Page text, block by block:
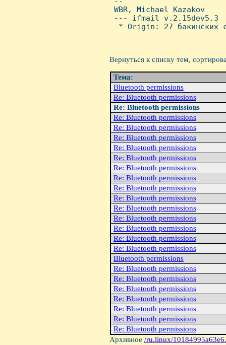
WBR, Michael Kazakov
--- ifmail v.2.15dev5.3
* Origin: 27 бакинских
Вернуться к списку тем,
Тема:
Bluetooth permissions
Re: Bluetooth permissions
Re: Bluetooth permissions
Re: Bluetooth permissions
Re: Bluetooth permissions
Re: Bluetooth permissions
Re: Bluetooth permissions
Re: Bluetooth permissions
Re: Bluetooth permissions
Re: Bluetooth permissions
Re: Bluetooth permissions
Re: Bluetooth permissions
Re: Bluetooth permissions
Re: Bluetooth permissions
Re: Bluetooth permissions
Re: Bluetooth permissions
Re: Bluetooth permissions
Bluetooth permissions
Re: Bluetooth permissions
Re: Bluetooth permissions
Re: Bluetooth permissions
Re: Bluetooth permissions
Re: Bluetooth permissions
Re: Bluetooth permissions
Re: Bluetooth permissions
Архивное /ru.linux/